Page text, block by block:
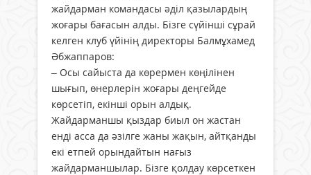
жайдарман командасы әділ қазы­лардың
жоғары бағасын алды. Бізге сүйінші сұрай
келген клуб үйінің директоры Балмұхамед
Әбжаппаров:
– Осы сайыста да көрермен көңілінен
шығып, өнерлерін жоғары деңгейде
көрсетіп, екінші орын алдық.
Жайдарманшы қыздар биыл он жастан
енді асса да әзілге жаны жақын, айтқанды
екі етпей орындайтын нағыз
жайдарманшылар. Бізге қолдау көрсеткен